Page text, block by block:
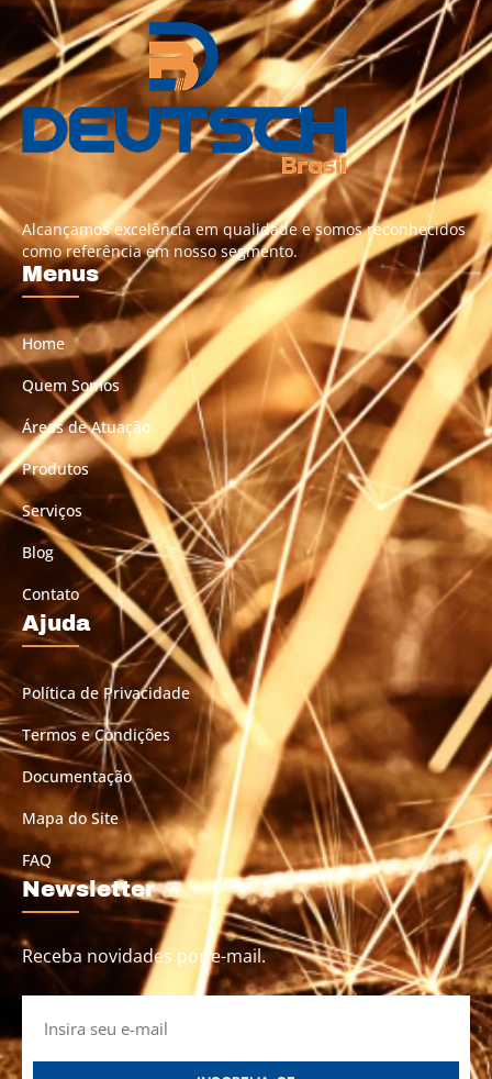
Alcançamos excelência em qualidade e somos reconhecidos
como referência em nosso segmento.
Menus
Home
Quem Somos
Áreas de Atuação
Produtos
Serviços
Blog
Contato
Ajuda
Política de Privacidade
Termos e Condições
Documentação
Mapa do Site
FAQ
Newsletter
Receba novidades por e-mail.